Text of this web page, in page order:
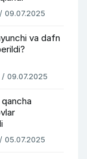
09.07.2025
va dafn
09.07.2025
05.07.2025